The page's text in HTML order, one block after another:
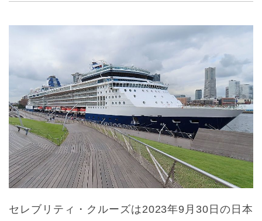
セレブリティ・クルーズは2023年9月30日の日本